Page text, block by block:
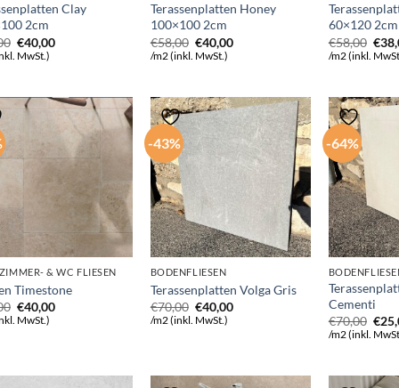
Clay
2cm
Ursprünglicher
Preis
€40,00Aktueller
MwSt.)
Terassenplatten Honey
100×100 2cm
€58,00 Ursprünglicher
Preis
€40,00Aktueller
/m2 (inkl. MwSt.)
60×120 2cm
€58,00
Preis
€
/m2 (inkl.
& WC FLIESEN
Timestone
Ursprünglicher
Preis
€40,00Aktueller
MwSt.)
-43%
BODENFLIESEN
Terassenplatten Volga Gris
€70,00 Ursprünglicher
Preis
€40,00Aktueller
/m2 (inkl. MwSt.)
-64%
Cementi
€70,00
Preis
€
/m2 (inkl.